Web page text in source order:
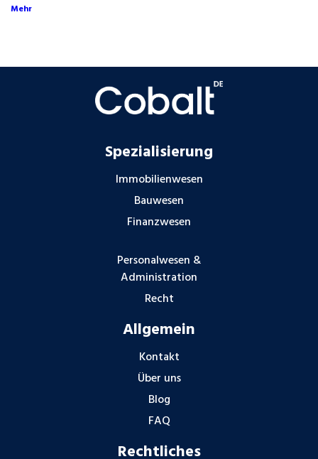
Mehr
Spezialisierung
Immobilienwesen
Bauwesen
Finanzwesen
Personalwesen &
Administration
Recht
Allgemein
Kontakt
Über uns
Blog
FAQ
Rechtliches